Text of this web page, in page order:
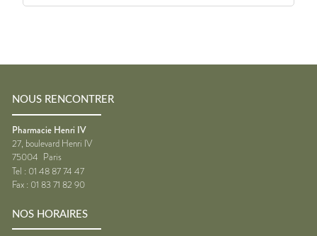
NOUS RENCONTRER
Pharmacie Henri IV
27, boulevard Henri IV
75004 Paris
Tel : 01 48 87 74 47
Fax : 01 83 71 82 90
NOS HORAIRES